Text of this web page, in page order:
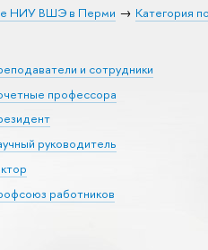
НИУ ВШЭ в Перми
Категория
и сотрудники
профессора
руководитель
работников